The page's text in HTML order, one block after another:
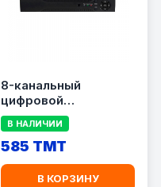
8-канальный
цифровой
видеорегистратор
IP-TECH ND6008-H2
В НАЛИЧИИ
585 TMT
В КОРЗИНУ